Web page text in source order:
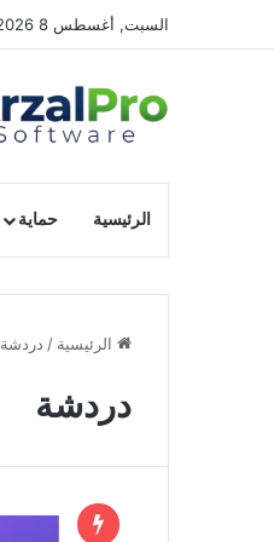
السبت, أغسطس 8 2026
الرئيسية حماية
الرئيسية / دردشة
دردشة